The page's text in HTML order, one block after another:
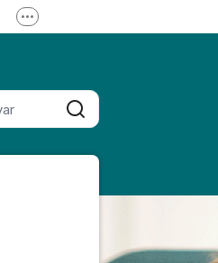
Sök
Fler supportlänkar